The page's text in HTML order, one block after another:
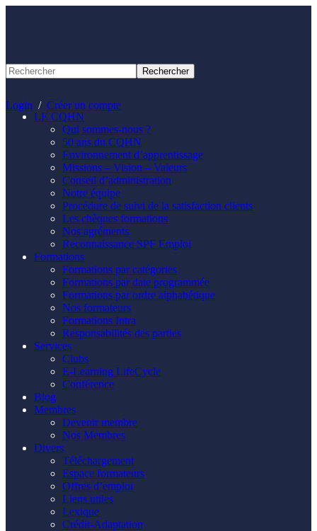
Login / Créer un compte
LE CQHN
Qui sommes-nous ?
50 ans du CQHN
Environnement d’apprentissage
Missions – Vision – Valeurs
Conseil d’administration
Notre équipe
Procédure de suivi de la satisfaction clients
Les chèques formations
Nos agréments
Reconnaissance SPF Emploi
Formations
Formations par catégories
Formations par date programmée
Formations par ordre alphabétique
Nos formateurs
Formations Intra
Responsabilités des parties
Services
Clubs
E-Learning LifeCycle
Conférence
Blog
Membres
Devenir membre
Nos Membres
Divers
Téléchargement
Espace formateurs
Offres d’emploi
Liens utiles
Lexique
Crédit-Adaptation
Panneau de gestion des cookies